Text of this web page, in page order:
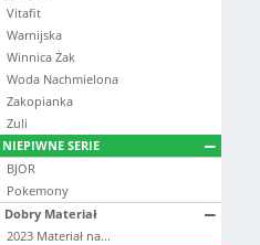
Vitafit
Warnijska
Winnica Żak
Woda Nachmielona
Zakopianka
Zuli
NIEPIWNE SERIE
BJOR
Pokemony
Dobry Materiał
2023 Materiał na...